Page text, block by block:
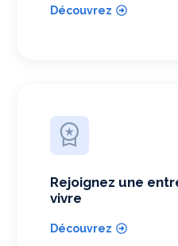
Découvrez
Rejoignez une
vivre
Découvrez